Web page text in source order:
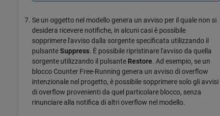
Se un oggetto nel modello genera un avviso per il quale non si
desidera ricevere notifiche, in alcuni casi è possibile
sopprimere l'avviso dalla sorgente specificata utilizzando il
pulsanteSuppress. È possibile ripristinare l'avviso da quella
sorgente utilizzando il pulsante Restore. Ad esempio, se un
blocco Counter Free-Running genera un avviso di overflow
intenzionale nel progetto, è possibile sopprimere solo gli avvisi
di overflow provenienti da quel particolare blocco, senza
rinunciare alla notifica di altri overflow nel modello.